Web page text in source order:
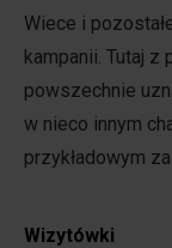
Wiece i
kampanii. Tutaj z
powszechnie
w nieco innym
przykładowym
Wizytówki